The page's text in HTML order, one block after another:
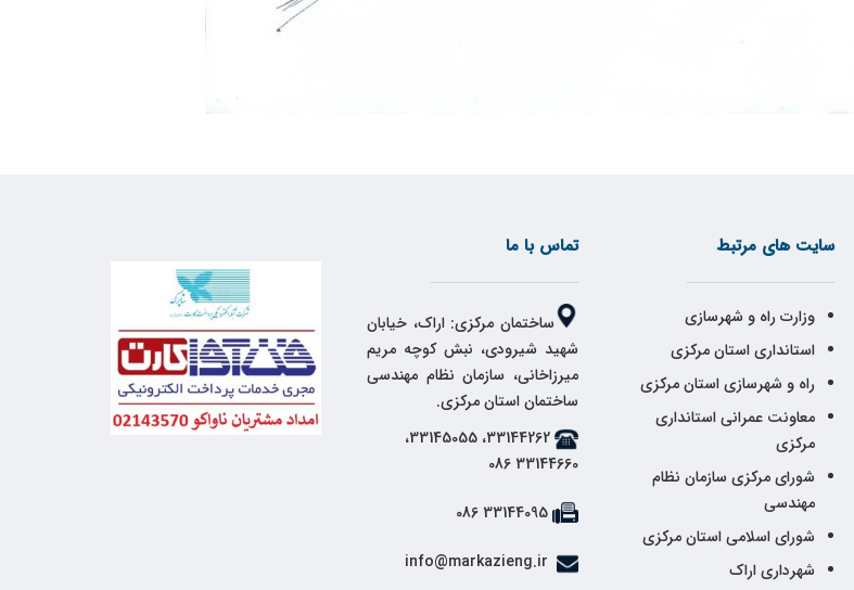
سایت های مرتبط
وزارت راه و شهرسازی
استانداری استان مرکزی
راه و شهرسازی استان مرکزی
معاونت عمرانی استانداری
مرکزی
شورای مرکزی سازمان نظام
مهندسی
شورای اسلامی استان مرکزی
شهرداری اراک
تماس با ما
ساختمان مرکزی: اراک، خیابان
شهید شیرودی، نبش کوچه مریم
میرزاخانی، سازمان نظام مهندسی
ساختمان استان مرکزی.
33144262، 33145055،
33144660 086
33144095 086